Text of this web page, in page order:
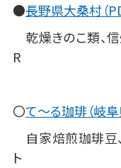
●長野県大桑村（
乾燥きのこ類、
R
〇て～る珈琲（岐阜
自家焙煎珈琲豆
ト